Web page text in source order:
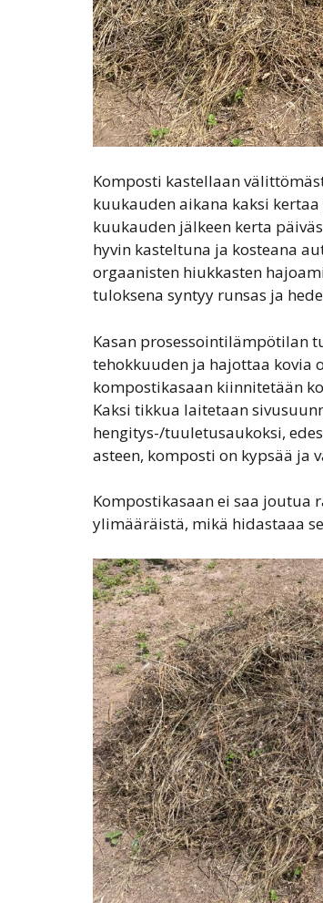
Komposti kastellaan
kuukauden aikana kaksi
kuukauden jälkeen kerta
hyvin kasteltuna ja kosteana
orgaanisten hiukkasten
tuloksena syntyy runsas ja
Kasan prosessointilämpötilan
tehokkuuden ja hajottaa kovia
kompostikasaan kiinnitetään
Kaksi tikkua laitetaan
hengitys-/tuuletusaukoksi,
asteen, komposti on kypsää ja
Kompostikasaan ei saa joutua
ylimääräistä, mikä hidastaaa